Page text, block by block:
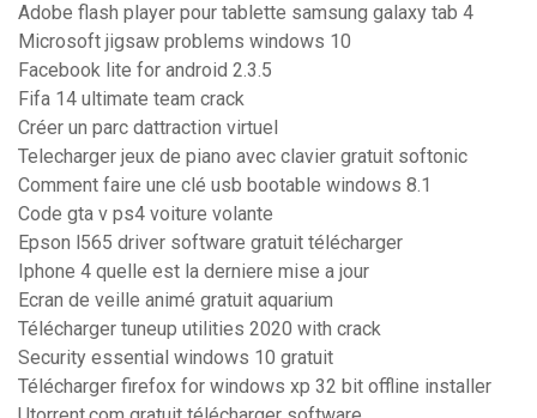
Adobe flash player pour tablette samsung galaxy tab 4
Microsoft jigsaw problems windows 10
Facebook lite for android 2.3.5
Fifa 14 ultimate team crack
Créer un parc dattraction virtuel
Telecharger jeux de piano avec clavier gratuit softonic
Comment faire une clé usb bootable windows 8.1
Code gta v ps4 voiture volante
Epson l565 driver software gratuit télécharger
Iphone 4 quelle est la derniere mise a jour
Ecran de veille animé gratuit aquarium
Télécharger tuneup utilities 2020 with crack
Security essential windows 10 gratuit
Télécharger firefox for windows xp 32 bit offline installer